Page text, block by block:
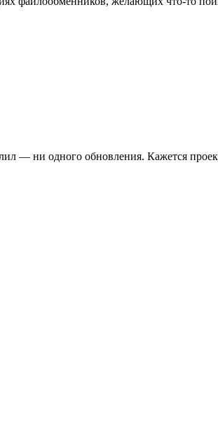
— ни одного обновления. Кажется